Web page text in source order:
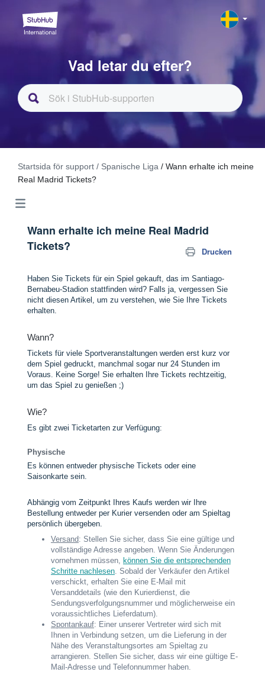
Vad letar du efter?
Startsida för support / Spanische Liga / Wann erhalte ich meine
Real Madrid Tickets?
Wann erhalte ich meine Real Madrid
Tickets?
Drucken
Haben Sie Tickets für ein Spiel gekauft, das im Santiago-
Bernabeu-Stadion stattfinden wird? Falls ja, vergessen Sie
nicht diesen Artikel, um zu verstehen, wie Sie Ihre Tickets
erhalten.
Wann?
Tickets für viele Sportveranstaltungen werden erst kurz vor
dem Spiel gedruckt, manchmal sogar nur 24 Stunden im
Voraus. Keine Sorge! Sie erhalten Ihre Tickets rechtzeitig,
um das Spiel zu genießen ;)
Wie?
Es gibt zwei Ticketarten zur Verfügung:
Physische
Es können entweder physische Tickets oder eine
Saisonkarte sein.
Abhängig vom Zeitpunkt Ihres Kaufs werden wir Ihre
Bestellung entweder per Kurier versenden oder am Spieltag
persönlich übergeben.
Versand: Stellen Sie sicher, dass Sie eine gültige und
vollständige Adresse angeben. Wenn Sie Änderungen
vornehmen müssen, können Sie die entsprechenden
Schritte nachlesen. Sobald der Verkäufer den Artikel
verschickt, erhalten Sie eine E-Mail mit
Versanddetails (wie den Kurierdienst, die
Sendungsverfolgungsnummer und möglicherweise ein
voraussichtliches Lieferdatum).
Spontankauf: Einer unserer Vertreter wird sich mit
Ihnen in Verbindung setzen, um die Lieferung in der
Nähe des Veranstaltungsortes am Spieltag zu
arrangieren. Stellen Sie sicher, dass wir eine gültige E-
Mail-Adresse und Telefonnummer haben.